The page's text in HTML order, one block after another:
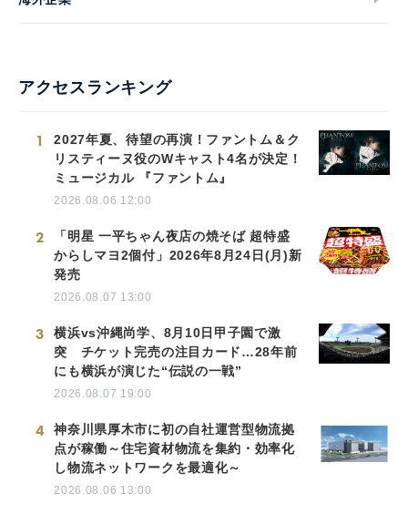
アクセスランキング
1
2027年夏、待望の再演！ファントム＆ク
リスティーヌ役のWキャスト4名が決定！
ミュージカル 『ファントム』
2026.08.06 12:00
2
「明星 一平ちゃん夜店の焼そば 超特盛
からしマヨ2個付」2026年8月24日(月)新
発売
2026.08.07 13:00
3
横浜vs沖縄尚学、8月10日甲子園で激
突 チケット完売の注目カード…28年前
にも横浜が演じた“伝説の一戦”
2026.08.07 19:00
4
神奈川県厚木市に初の自社運営型物流拠
点が稼働～住宅資材物流を集約・効率化
し物流ネットワークを最適化～
2026.08.06 13:00